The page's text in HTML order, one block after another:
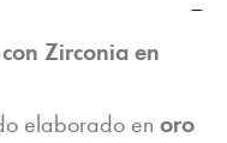
Zirconia en
elaborado en oro